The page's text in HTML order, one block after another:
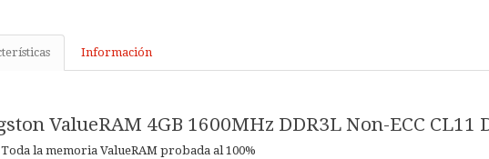
Información
ValueRAM 4GB 1600MHz DDR3L Non-ECC CL11
Toda la memoria ValueRAM probada al 100%